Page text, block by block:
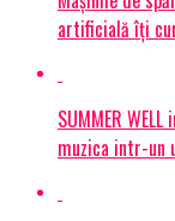
artificială îți
SUMMER
muzica intr-un